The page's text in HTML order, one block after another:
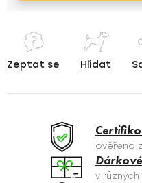
Zeptat se Hlídat
ověřeno
v